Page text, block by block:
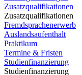
Zusatzqualifikationen
Zusatzqualifikationen
Fremdsprachenerwerb
Auslandsaufenthalt
Praktikum
Termine & Fristen
Studienfinanzierung
Studienfinanzierung